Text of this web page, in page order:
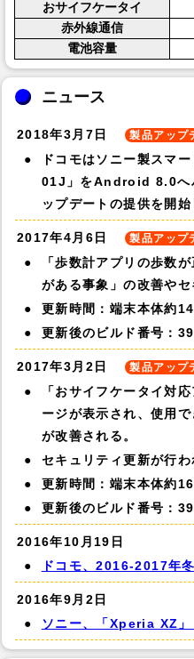
おサイフケータイ
赤外線通信
電池容量
ニュース
2018年3月7日 製品アップ
ドコモはソニー製スマ
01J」をAndroid 8.0へ
ップデートの提供を開始
2017年4月6日 製品アップ
「歩数計アプリの歩数
がある事象」の改善やセ
更新時間：端末本体約
更新後のビルド番号：
2017年3月2日 製品アップ
「おサイフケータイ対
ージが表示され、使用
が改善される。
セキュリティ更新が行わ
更新時間：端末本体約
更新後のビルド番号：
2016年10月19日
ドコモ、2016-2017年
2016年9月2日
ソニー、「Xperia XZ